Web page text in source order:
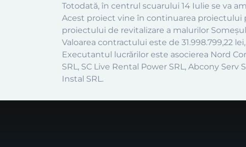
Totodată, în centrul scuarului 14 Iulie se va
Acest proiect vine în continuarea proiectului
proiectului de revitalizare a malurilor
Valoarea contractului este de 31.998.799,22 lei,
Executantul lucrărilor este asocierea Nord
SRL, SC Live Rental Power SRL, Abcony Serv
Instal SRL.